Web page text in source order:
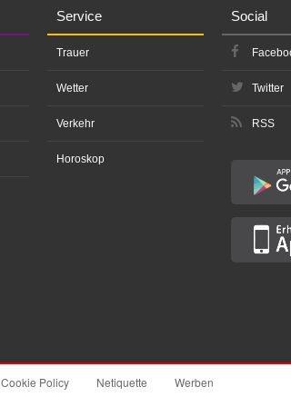
Service
Trauer
Wetter
Verkehr
Horoskop
Social
Twitter
RSS
Cookie Policy Netiquette Werben